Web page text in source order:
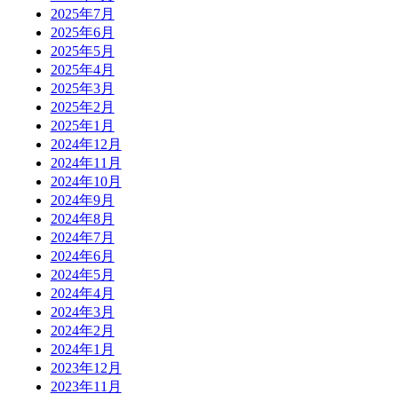
2025年7月
2025年6月
2025年5月
2025年4月
2025年3月
2025年2月
2025年1月
2024年12月
2024年11月
2024年10月
2024年9月
2024年8月
2024年7月
2024年6月
2024年5月
2024年4月
2024年3月
2024年2月
2024年1月
2023年12月
2023年11月